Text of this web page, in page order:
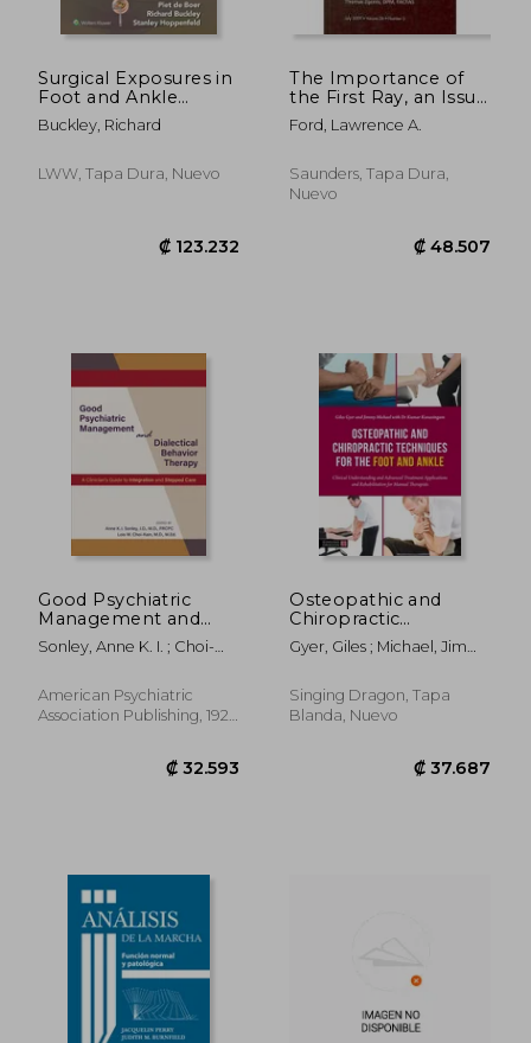
Surgical Exposures in
Foot and Ankle
Surgery: The
Anatomic Approach
Buckley, Richard
LWW, Tapa Dura, Nuevo
The Importance of
the First Ray, an Issue
of Clinics in Podiatric
Medicine and Surgery:
Inglés)
Ford, Lawrence A.
Saunders, Tapa Dura,
Nuevo
Good Psychiatric
Management and
Dialectical Behavior
Therapy: A Clinician's
and Stepped Care (en
Inglés)
Sonley, Anne K. I. ; Choi-
American Psychiatric
Association Publishing, 1921,
Osteopathic and
Chiropractic
Techniques for the
Foot and Ankle:
Understanding and
Advanced Treatment
Manu (en Inglés)
Gyer, Giles ; Michael, Jimmy
Singing Dragon, Tapa
Blanda, Nuevo